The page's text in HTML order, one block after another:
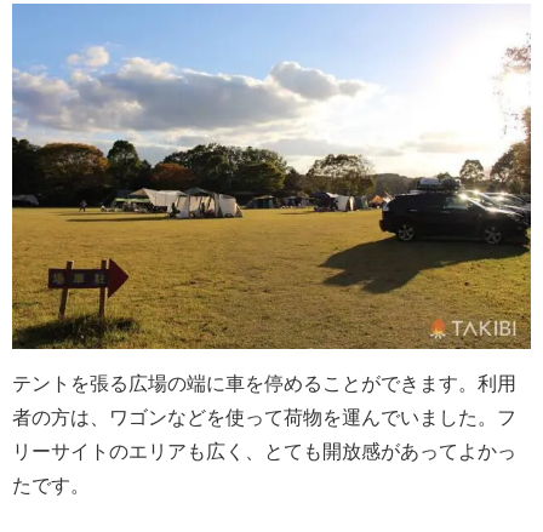
テントを張る広場の端に車を停めることができます。利用
者の方は、ワゴンなどを使って荷物を運んでいました。フ
リーサイトのエリアも広く、とても開放感があってよかっ
たです。